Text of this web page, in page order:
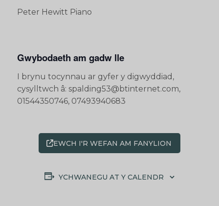
Peter Hewitt Piano
Gwybodaeth am gadw lle
I brynu tocynnau ar gyfer y digwyddiad,
cysylltwch â: spalding53@btinternet.com,
01544350746, 07493940683
EWCH I'R WEFAN AM FANYLION
YCHWANEGU AT Y CALENDR